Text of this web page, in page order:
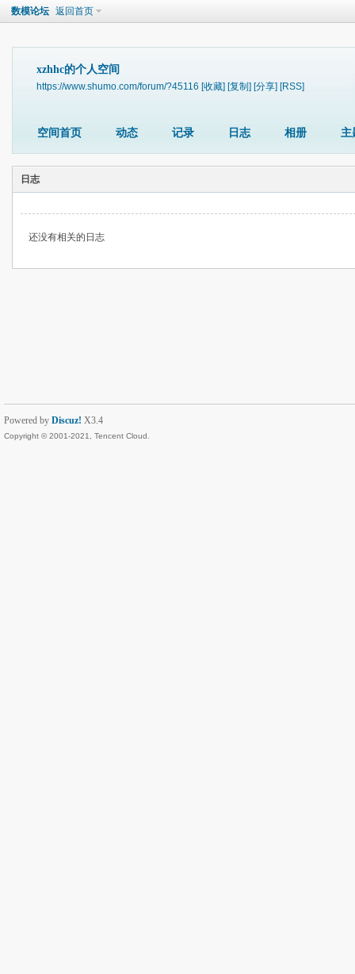
数模论坛 返回首页
xzhhc的个人空间
https://www.shumo.com/forum/?45116 [收藏] [复制] [分享] [RSS]
空间首页 动态 记录 日志 相册 主
日志
还没有相关的日志
Powered by Discuz! X3.4
Copyright © 2001-2021, Tencent Cloud.